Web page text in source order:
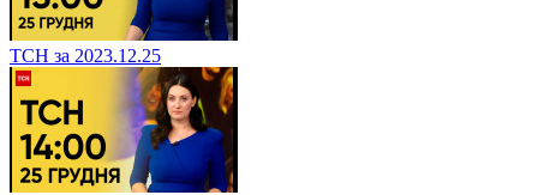
ТСН за 2023.12.25